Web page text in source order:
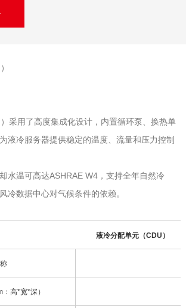
采用了高度集成化设计，内置循环泵、换热单
液冷服务器提供稳定的温度、流量和压力控制
水温可高达ASHRAE W4，支持全年自然冷
冷数据中心对气候条件的依赖。
液冷分配单元（CDU）
高*宽*深）